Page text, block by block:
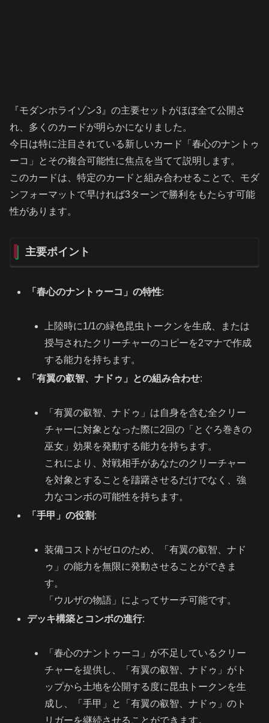
『モダンホライゾン3』の主要セットがほぼ全て公開さ
れ、多くのカードが明らかになりました。
今日は特に注目されている新しいカード「春心のナントゥ
ーコ」とその複合可能性に焦点を当てて説明します。
このカードは、特定のカードと組み合わせることで、モダ
ンフォーマットで早ければ3ターンで勝利をもたらす可能
性があります。
主要ポイント
「春心のナントゥーコ」の特性:
上陸時に1/1の緑色昆虫トークンを生成、または
授与されたクリーチャーのコピーを2マナで作成
する能力を持ちます。
「有翼の叡智、ナドゥ」との組み合わせ:
「有翼の叡智、ナドゥ」は自身を含む全クリー
チャーに対象となった際に2回の「とぐろ巻きの
巫女」効果を発動する能力を持ちます。
これにより、対戦相手があなたのクリーチャー
を対象とすることを躊躇させるだけでなく、強
力なコンボの可能性を持ちます。
「手甲」の役割:
装備コストがゼロのため、「有翼の叡智、ナド
ゥ」の能力を無限に発動させることができま
す。
「ウルザの物語」によってサーチ可能です。
デッキ構築とコンボの進行:
「春心のナントゥーコ」が不足しているクリー
チャーを提供し、「有翼の叡智、ナドゥ」がト
ップから土地を公開する度に昆虫トークンを生
成し、「手甲」と「有翼の叡智、ナドゥ」のト
リガーを継続させることができます。